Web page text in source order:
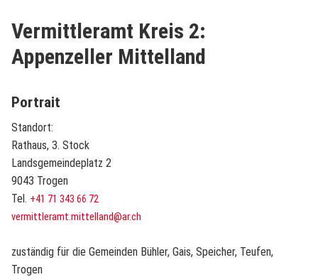
Vermittleramt Kreis 2:
Appenzeller Mittelland
Portrait
Standort:
Rathaus, 3. Stock
Landsgemeindeplatz 2
9043 Trogen
Tel. +41 71 343 66 72
vermittleramt.mittelland@ar.ch
zuständig für die Gemeinden Bühler, Gais, Speicher, Teufen,
Trogen